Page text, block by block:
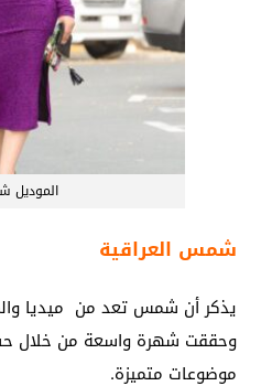
شمس العراقية
يذكر أن شمس تعد من ميديا
وحققت شهرة واسعة من خلال
موضوعات متميزة.